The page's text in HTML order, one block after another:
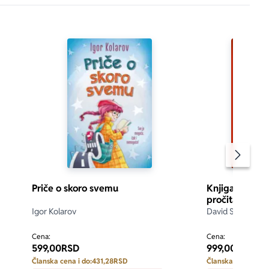
Priče o skoro svemu
Igor Kolarov
Cena:
599,00RSD
Članska cena i do:431,28RSD
Knjiga koja
pročitana
David Sundin
Cena:
999,00
Članska cena i do: